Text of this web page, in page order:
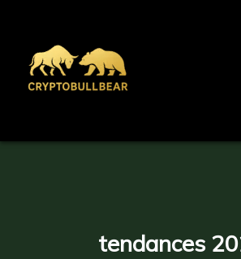
tendances